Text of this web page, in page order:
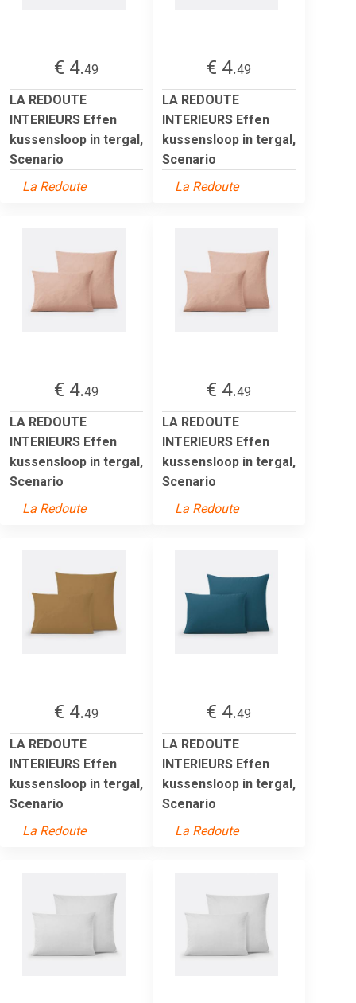
€ 4.49
LA REDOUTE
INTERIEURS Effen
kussensloop in tergal,
Scenario
La Redoute
€ 4.49
LA REDOUTE
INTERIEURS Effen
kussensloop in tergal,
Scenario
La Redoute
€ 4.49
LA REDOUTE
INTERIEURS Effen
kussensloop in tergal,
Scenario
La Redoute
€ 4.49
LA REDOUTE
INTERIEURS Effen
kussensloop in tergal,
Scenario
La Redoute
€ 4.49
LA REDOUTE
INTERIEURS Effen
kussensloop in tergal,
Scenario
La Redoute
€ 4.49
LA REDOUTE
INTERIEURS Effen
kussensloop in tergal,
Scenario
La Redoute